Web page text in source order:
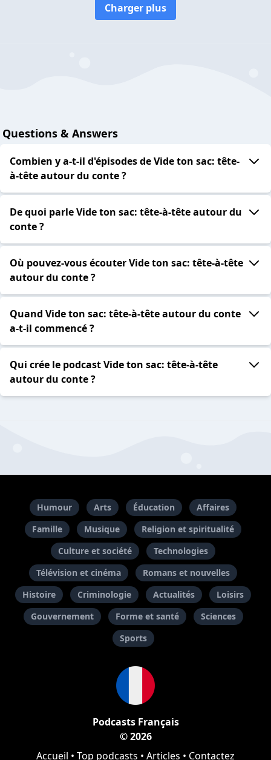
Charger plus
Questions & Answers
Combien y a-t-il d'épisodes de Vide ton sac: tête-
à-tête autour du conte ?
De quoi parle Vide ton sac: tête-à-tête autour du
conte ?
Où pouvez-vous écouter Vide ton sac: tête-à-tête
autour du conte ?
Quand Vide ton sac: tête-à-tête autour du conte
a-t-il commencé ?
Qui crée le podcast Vide ton sac: tête-à-tête
autour du conte ?
Humour Arts Éducation
Affaires
Famille
Musique
Religion et spiritualité
Culture et société
Technologies
Télévision et cinéma
Romans et nouvelles
Histoire
Criminologie Actualités
Loisirs
Gouvernement
Forme et santé
Sciences
Sports
Podcasts Français
© 2026
Accueil • Top podcasts • Articles • Contactez